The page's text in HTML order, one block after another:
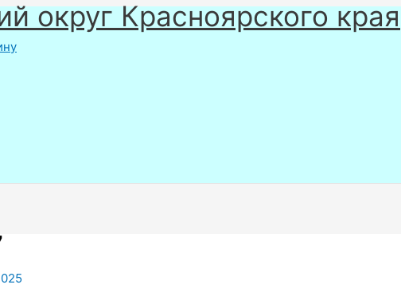
округ Красноярского края